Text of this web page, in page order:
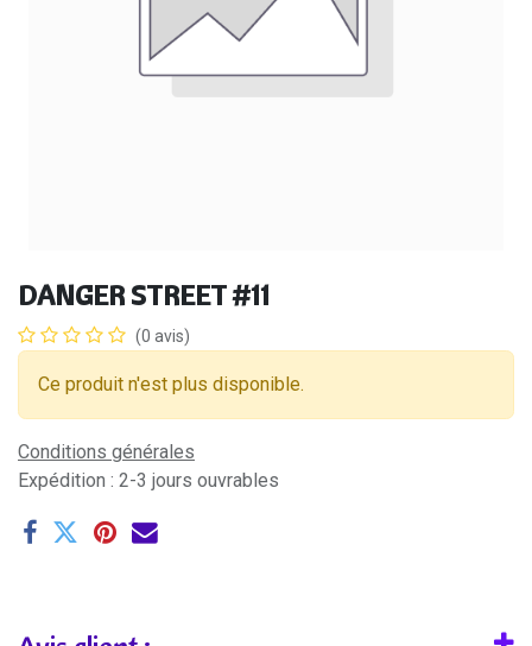
DANGER STREET #11
(0 avis)
Ce produit n'est plus disponible.
Conditions générales
Expédition : 2-3 jours ouvrables